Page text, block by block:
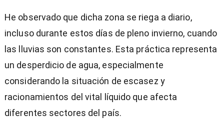
He observado que dicha zona se riega a diario,
incluso durante estos días de pleno invierno, cuando
las lluvias son constantes. Esta práctica representa
un desperdicio de agua, especialmente
considerando la situación de escasez y
racionamientos del vital líquido que afecta
diferentes sectores del país.